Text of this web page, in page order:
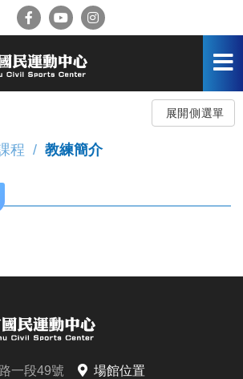
展開側選單
程 教練簡介
一段49號
場館位置